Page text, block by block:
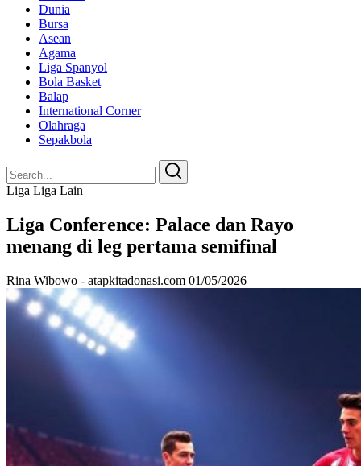
Dunia
Bursa
Asean
Agama
Liga Spanyol
Bola Basket
Balap
International Corner
Olahraga
Sepakbola
Search
for:
Search
Liga Liga Lain
Liga Conference: Palace dan Rayo
menang di leg pertama semifinal
Rina Wibowo - atapkitadonasi.com 01/05/2026